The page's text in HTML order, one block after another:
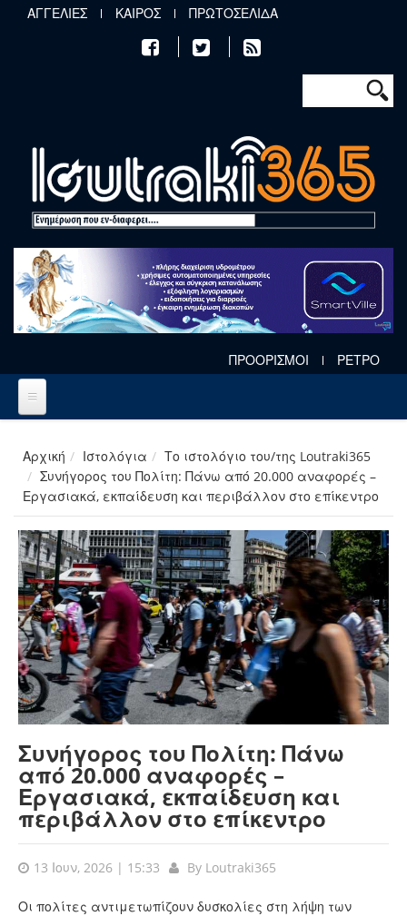
Παράκαμψη προς το κυρίως περιεχόμενο
ΑΓΓΕΛΙΕΣ ΚΑΙΡΟΣ ΠΡΩΤΟΣΕΛΙΔΑ
Φόρμα
Αναζήτηση
ΠΡΟΟΡΙΣΜΟΙ ΡΕΤΡΟ
Αρχική Ιστολόγια
Το ιστολόγιο του/της Loutraki365
Συνήγορος του Πολίτη: Πάνω από 20.000 αναφορές –
Εργασιακά, εκπαίδευση και περιβάλλον στο επίκεντρο
Συνήγορος του Πολίτη: Πάνω
από 20.000 αναφορές –
Εργασιακά, εκπαίδευση και
περιβάλλον στο επίκεντρο
13 Ιουν, 2026 | 15:33 By Loutraki365
Οι πολίτες αντιμετωπίζουν δυσκολίες στη λήψη των